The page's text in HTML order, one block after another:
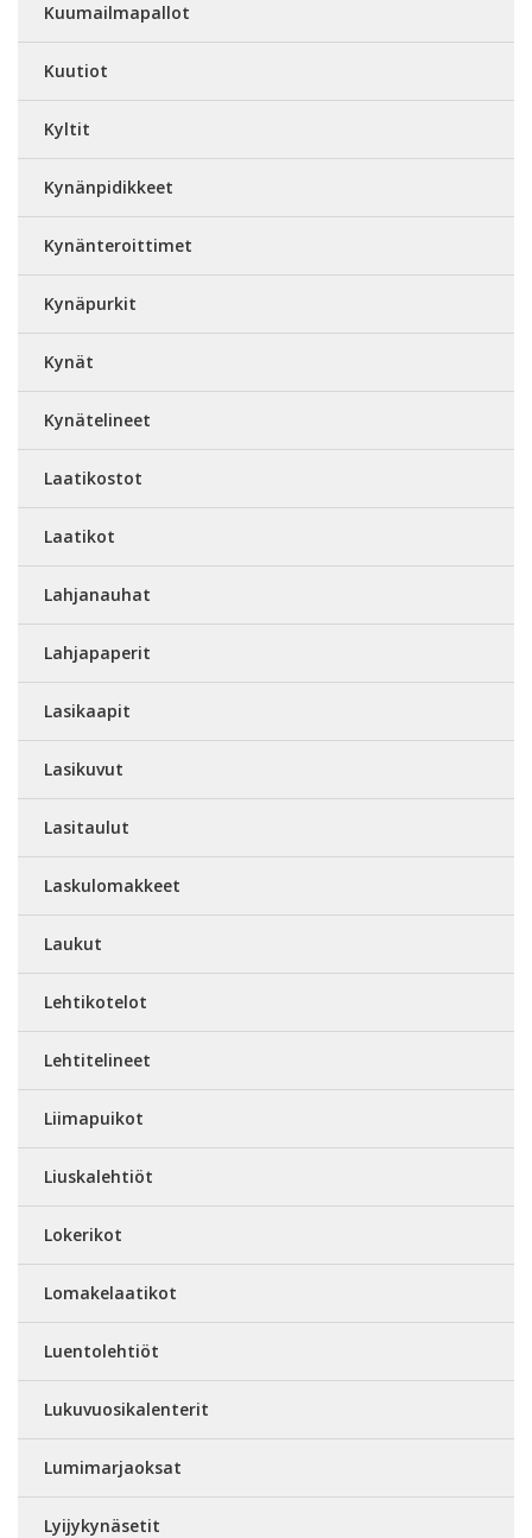
Kuumailmapallot
Kuutiot
Kyltit
Kynänpidikkeet
Kynänteroittimet
Kynäpurkit
Kynät
Kynätelineet
Laatikostot
Laatikot
Lahjanauhat
Lahjapaperit
Lasikaapit
Lasikuvut
Lasitaulut
Laskulomakkeet
Laukut
Lehtikotelot
Lehtitelineet
Liimapuikot
Liuskalehtiöt
Lokerikot
Lomakelaatikot
Luentolehtiöt
Lukuvuosikalenterit
Lumimarjaoksat
Lyijykynäsetit